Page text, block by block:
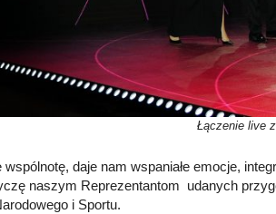
Łączenie live
wspólnotę, daje nam wspaniałe emocje,
naszym Reprezentantom udanych
i Sportu.